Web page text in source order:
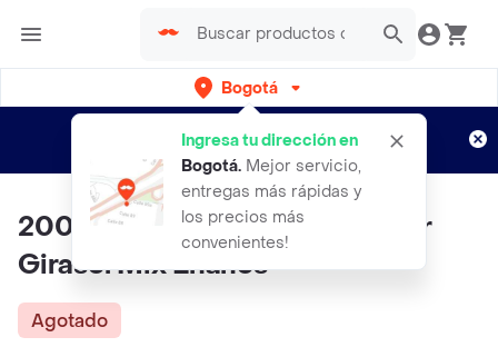
Bogotá
Ingresa tu dirección en
Bogotá. Mejor servicio,
entregas más rápidas y
los precios más
convenientes!
envíos gratis por semanas
Aplican TyC
200 Semillas Orgánicas De Flor
Girasol Mix Enanos
Agotado